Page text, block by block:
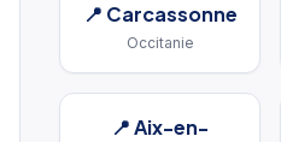
📍 Carcassonne
Occitanie
📍Aix-en-